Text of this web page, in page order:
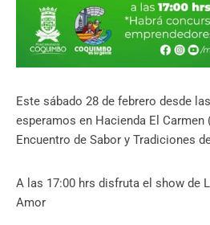
Este sábado 28 de febrero desde
esperamos en Hacienda El Carmen
Encuentro de Sabor y Tradiciones
A las 17:00 hrs disfruta el show de
Amor